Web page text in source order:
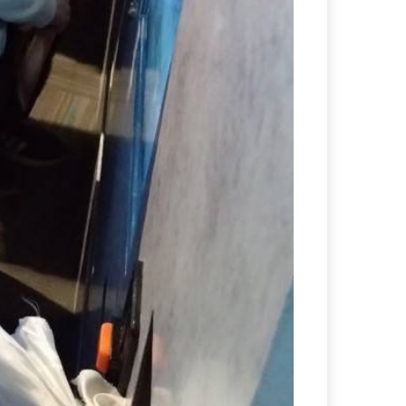
他科教學的聯結,而教學內容的方式包涵
及表演等多元化課程。螺旋式的教學課